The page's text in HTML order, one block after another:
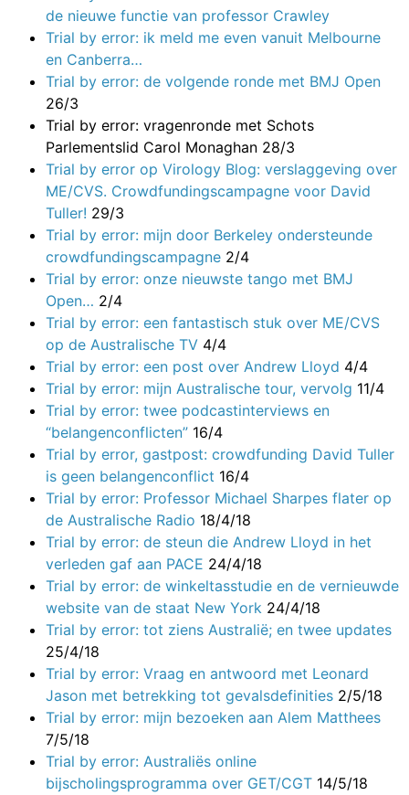
de nieuwe functie van professor Crawley
Trial by error: ik meld me even vanuit Melbourne
en Canberra…
Trial by error: de volgende ronde met BMJ Open
26/3
Trial by error: vragenronde met Schots
Parlementslid Carol Monaghan 28/3
Trial by error op Virology Blog: verslaggeving over
ME/CVS. Crowdfundingscampagne voor David
Tuller! 29/3
Trial by error: mijn door Berkeley ondersteunde
crowdfundingscampagne 2/4
Trial by error: onze nieuwste tango met BMJ
Open… 2/4
Trial by error: een fantastisch stuk over ME/CVS
op de Australische TV 4/4
Trial by error: een post over Andrew Lloyd 4/4
Trial by error: mijn Australische tour, vervolg 11/4
Trial by error: twee podcastinterviews en
“belangenconflicten” 16/4
Trial by error, gastpost: crowdfunding David Tuller
is geen belangenconflict 16/4
Trial by error: Professor Michael Sharpes flater op
de Australische Radio 18/4/18
Trial by error: de steun die Andrew Lloyd in het
verleden gaf aan PACE 24/4/18
Trial by error: de winkeltasstudie en de vernieuwde
website van de staat New York 24/4/18
Trial by error: tot ziens Australië; en twee updates
25/4/18
Trial by error: Vraag en antwoord met Leonard
Jason met betrekking tot gevalsdefinities 2/5/18
Trial by error: mijn bezoeken aan Alem Matthees
7/5/18
Trial by error: Australiës online
bijscholingsprogramma over GET/CGT 14/5/18